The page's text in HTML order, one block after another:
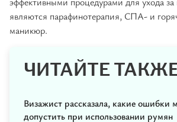
являются парафинотерапия, СПА- и
маникюр.
ЧИТАЙТЕ
Визажист рассказала, какие ошибки
допустить при использовании румян